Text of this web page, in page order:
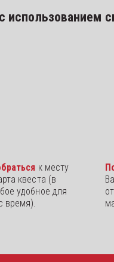
использованием
к месту
квеста (в
удобное для
время).